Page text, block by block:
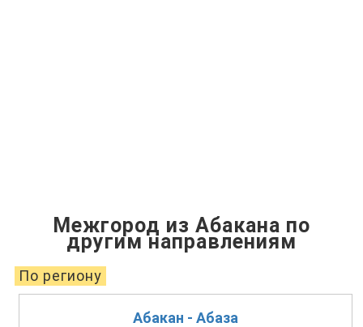
Межгород из Абакана по
другим направлениям
По региону
Абакан - Абаза